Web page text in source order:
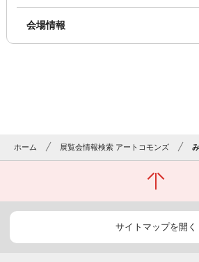
会場情報
ホーム 展覧会情報検索 アートコモンズ
サイトマップを開く